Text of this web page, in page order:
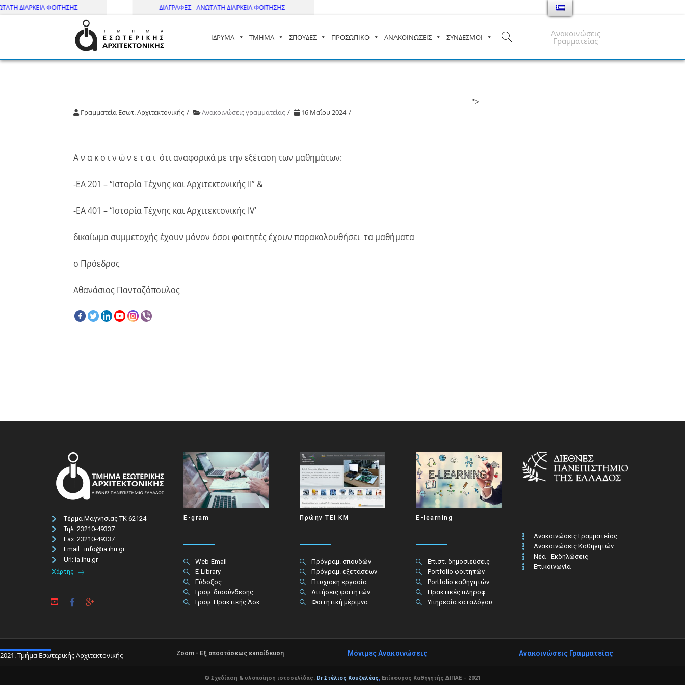
ΔΙΑΡΚΕΙΑ ΦΟΙΤΗΣΗΣ ------------ ----------- ΔΙΑΓΡΑΦΕΣ - ΑΝΩΤΑΤΗ ΔΙΑΡΚΕΙΑ ΦΟΙΤΗΣΗΣ ------------
Τμήμα Εσωτ. Αρχιτεκτονικής – ΔΙ.ΠΑ.Ε
ΙΔΡΥΜΑ ΤΜΗΜΑ ΣΠΟΥΔΕΣ ΠΡΟΣΩΠΙΚΟ ΑΝΑΚΟΙΝΩΣΕΙΣ ΣΥΝΔΕΣΜΟΙ Ανακοινώσεις
Γραμματείας
Γραμματεία Εσωτ. Αρχιτεκτονικής Ανακοινώσεις γραμματείας 16 Μαΐου 2024
Α ν α κ ο ι ν ώ ν ε τ α ι ότι αναφορικά με την εξέταση των μαθημάτων:
-ΕΑ 201 – “Ιστορία Τέχνης και Αρχιτεκτονικής ΙΙ” &
-ΕΑ 401 – “Ιστορία Τέχνης και Αρχιτεκτονικής IV’
δικαίωμα συμμετοχής έχουν μόνον όσοι φοιτητές έχουν παρακολουθήσει τα μαθήματα
ο Πρόεδρος
Αθανάσιος Πανταζόπουλος
">
Τέρμα Μαγνησίας ΤΚ 62124
Τηλ: 23210-49337​
Fax: 23210-49337
Email: info@ia.ihu.gr
Url: ia.ihu.gr
Χάρτης
E-gram
Web-Email
E-Library
Εύδοξος
Γραφ. διασύνδεσης
Γραφ. Πρακτικής Άσκ
Πρώην ΤΕΙ ΚΜ
Πρόγραμ. σπουδών
Πρόγραμ. εξετάσεων
Πτυχιακή εργασία
Αιτήσεις φοιτητών
Φοιτητική μέριμνα
E-learning
Επιστ. δημοσιεύσεις
Portfolio φοιτητών
Portfolio καθηγητών
Πρακτικές πληροφ.​
Υπηρεσία καταλόγου
Ανακοινώσεις Γραμματείας
Ανακοινώσεις Καθηγητών
Νέα - Εκδηλώσεις
Επικοινωνία
2021. Τμήμα Εσωτερικής Αρχιτεκτονικής Zoom - Εξ αποστάσεως εκπαίδευση Μόνιμες Ανακοινώσεις Ανακοινώσεις Γραμματείας
© Σχεδίαση & υλοποίηση ιστοσελίδας: Dr Στέλιος Κουζελέας Επίκουρος Καθηγητής ΔΙΠΑΕ – 2021